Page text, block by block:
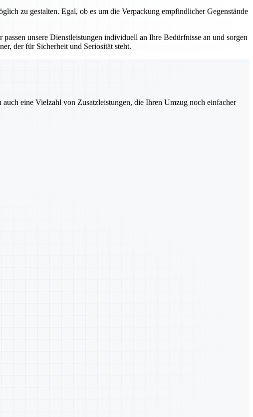
zu gestalten. Egal, ob es um die Verpackung empfindlicher Gegenstände
unsere Dienstleistungen individuell an Ihre Bedürfnisse an und sorgen
der für Sicherheit und Seriosität steht.
eine Vielzahl von Zusatzleistungen, die Ihren Umzug noch einfacher